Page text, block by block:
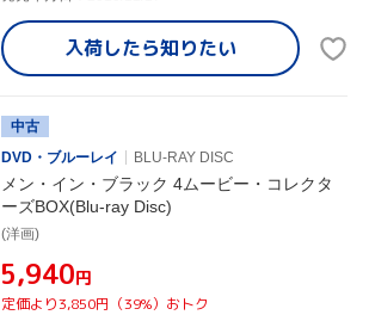
入荷したら知りたい
中古
DVD・ブルーレイ
BLU-RAY DISC
メン・イン・ブラック 4ムービー・コレクタ
ーズBOX(Blu-ray Disc)
(洋画)
¥5,940円
定価より3,850円（39%）おトク